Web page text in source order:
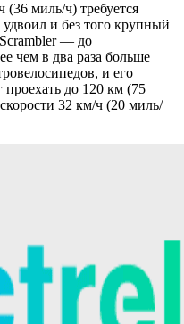
миль/ч) требуется
и без того крупный
— до
чем в два раза больше
и его
проехать до 120 км (75
32 км/ч (20 миль/